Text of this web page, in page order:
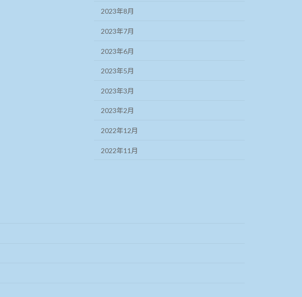
2023年8月
2023年7月
2023年6月
2023年5月
2023年3月
2023年2月
2022年12月
2022年11月